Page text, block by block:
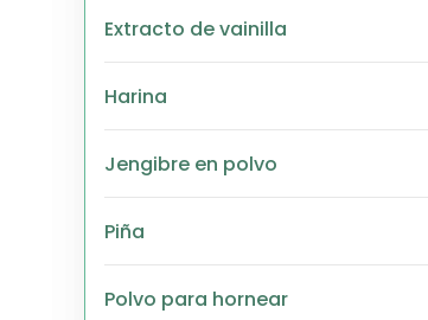
Extracto de vainilla
Harina
Jengibre en polvo
Piña
Polvo para hornear